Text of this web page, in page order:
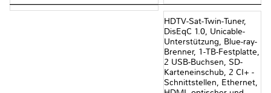
HDTV-Sat-Twin-Tuner,
DisEqC 1.0, Unicable-
Unterstützung, Blue-ray-
Brenner, 1-TB-Festplatte,
2 USB-Buchsen, SD-
Karteneinschub, 2 CI+ -
Schnittstellen, Ethernet,